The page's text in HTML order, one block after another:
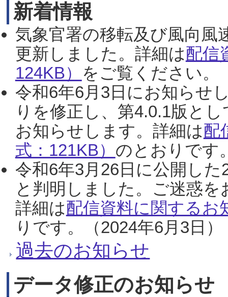
新着情報
気象官署の移転及び風向風
更新しました。詳細は配信
124KB） をご覧ください。
令和6年6月3日にお知らせ
りを修正し、第4.0.1版と
お知らせします。詳細は配
式：121KB） のとおりです
令和6年3月26日に公開し
と判明しました。ご迷惑
詳細は配信資料に関するお
りです。（2024年6月3日）
過去のお知らせ
データ修正のお知らせ